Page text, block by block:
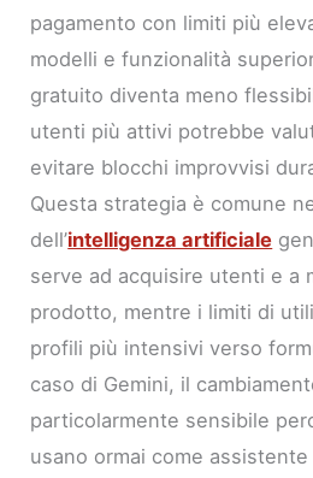
pagamento con limiti più
modelli e funzionalità
gratuito diventa meno
utenti più attivi potrebbe
evitare blocchi improvvisi
Questa strategia è comune
dell’intelligenza artificiale
serve ad acquisire utenti e a
prodotto, mentre i limiti di
profili più intensivi verso
caso di Gemini, il
particolarmente sensibile
usano ormai come